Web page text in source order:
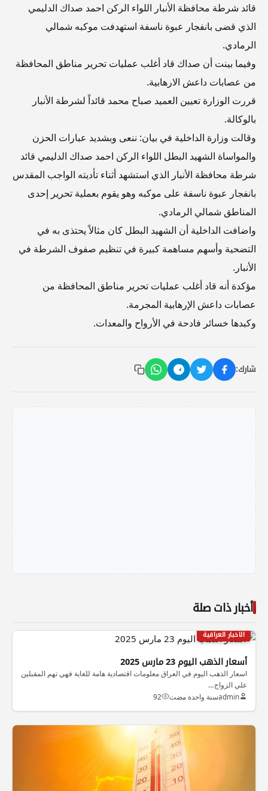
قائد شرطة محافظة الأنبار اللواء الركن احمد صداك الدليمي
الذي قضى بانفجار عبوة ناسفة استهدفت موكبه شمالي
الرمادي.
وفيما بينت أن صداك قاد أغلب عمليات تحرير مناطق المحافظة
من عصابات داعش الارهابية.
قررت الوزارة تعيين العميد صباح محمد قائداً لشرطة الأنبار
بالوكالة.
وقالت وزارة الداخلية في بيان: ننعى وبشديد عبارات الحزن
والمواساة الشهيد البطل اللواء الركن احمد صداك الدليمي قائد
شرطة محافظة الأنبار الذي استشهد أثناء تأديته الواجب المقدس
بانفجار عبوة ناسفة على موكبه وهو يقوم بعملية تحرير إحدى
المناطق شمالي الرمادي.
واضافت الداخلية أن الشهيد البطل كان مثالاً يحتذى به في
التضحية وأسهم مساهمة كبيرة في تنظيم صفوف الشرطة في
الأنبار.
مؤكدة أنه قاد أغلب عمليات تحرير مناطق المحافظة من
عصابات داعش الإرهابية المجرمة.
وكبدها خسائر فادحة في الأرواح والمعدات.
شارك:
أخبار ذات صلة
الاخبار العراقية
أسعار الذهب اليوم 23 مارس 2025
اسعار الذهب اليوم في العراق معلومات اقتصادية هامة للغاية فهي تهم المقبلين
علي الزواج…
adminسنة واحدة مضت 92